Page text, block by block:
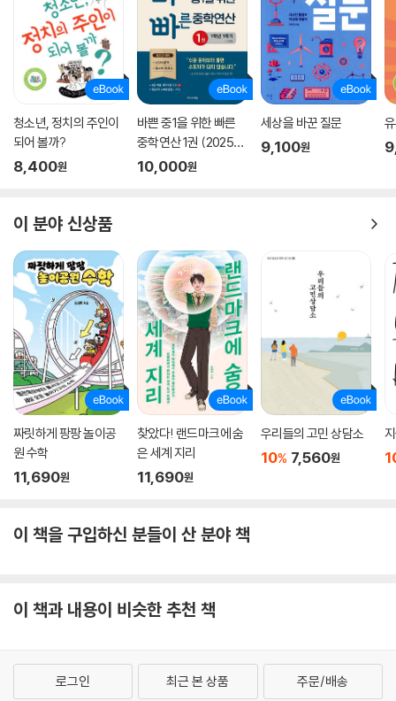
저자는 이런 불편하지만 꼭 알아야 하는 진실을 보여주지만, 청소년들에게
어떤 강요를 하지는 않는다. ‘불편한 느낌’보다 중요한 것은 실천이라는 점
을 강조할 뿐이다. 우리는 이 책을 통해, 그 문제들이 왜 중요하고 그 뒤에
어떤 이야기들이 숨어 있는지 알게 된다. 이 책은 단순히 그런 물건이나 행
동의 문제가 나쁘다고 말하는 것이 아니라, 그 문제에 대해 함께 생각하고
토론해보자고 말한다. 서로 이야기 나누고 문제가 있다면 어떤 작은 변화
와 실천으로 그 문제를 해결하는 첫걸음을 뗄 수 있는지 알아보자고 말이
다.
탄소 제로 환경을 향해 우리 함께 공부하고 토론하자!
빙하가 녹으면서 엄청난 기후 위기의 현실을 체감하는 극지방에서 먹을 게
줄어들어 마을로 내려가 쓰레기통을 뒤지고 새의 알로 굶주린 배를 채우는
북극곰, 남극에서 눈을 맞아야 할 펭귄이 뜨거워진 남극에서 비를 맞고 진
흙투성이가 되며, 지구는 뜨거워지는데 계속되는 한파는 인간의 삶을 위협
하고 유럽의 곳곳이 홍수로 몸살을 앓고 있다. 세계의 기후 재난 현실을 담
담히 들려주는 저자는 이 기후 위기를 극복하는 방법은 바로 우리의 작은
실천이라고 말한다. 우리 하나하나가 탄소 배출을 줄이는 것이 바로 그 실
천의 핵심이다.
저자는 말로만 ‘실천’하자고 말하지 않고, 구체적이고 실용적인 방법을 책
에 담았다. 예를 들면 이메일 지우기와 같은 작은 실천을 말한다. 사진 파
용자는 대략 23억 명이라고 하는데 이 사람들이 필요 없는 이메일을 각자
비를 줄일 수 있고 1시간 동안 27억 개의 전구를 끄는 정도의 효과가 있다
을 삭제하는 몇 번의 클릭으로 굉장한 결과가 일어난다는 사실을 이 책을
통해 알 수 있다.
청소년, 정치의 주인이
되어 볼까?
8,400원
바쁜 중1을 위한 빠른
중학연산 1권 (2025
년)
10,000원
세상을 바꾼 질문
9,100원
이 분야 신상품
짜릿하게 팡팡 놀이공
원 수학
11,690원
찾았다! 랜드마크에 숨
은 세계 지리
11,690원
우리들의 고민 상담소
10% 7,560원
이 책을 구입하신 분들이 산 분야 책
이 책과 내용이 비슷한 추천 책
로그인 최근 본 상품 주문/배송